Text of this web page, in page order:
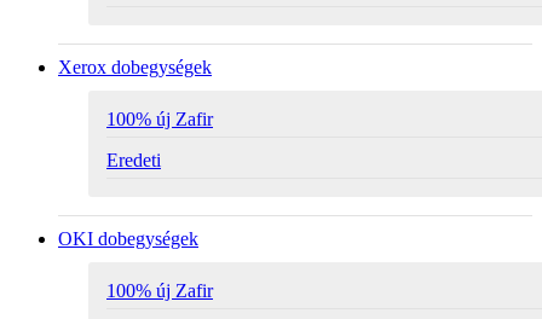
Xerox dobegységek
100% új Zafir
Eredeti
OKI dobegységek
100% új Zafir